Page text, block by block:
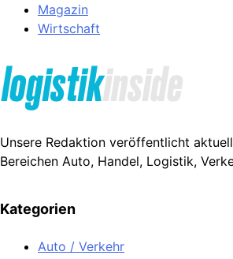
Magazin
Wirtschaft
Unsere Redaktion veröffentlicht
Bereichen Auto, Handel, Logistik,
Kategorien
Auto / Verkehr